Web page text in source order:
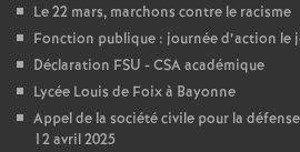
Le 22 mars, marchons contre le racisme
Fonction publique : journée d’action le
Déclaration FSU - CSA académique
Lycée Louis de Foix à Bayonne
Appel de la société civile pour la
12 avril 2025